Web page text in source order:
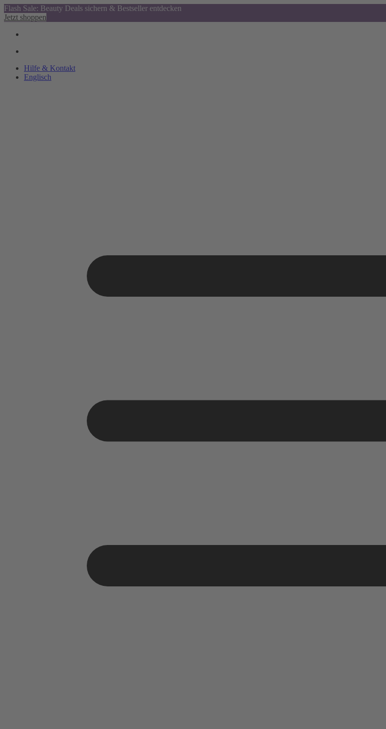
Flash Sale: Beauty Deals sichern & Bestseller entdecken
Jetzt shoppen
Hilfe & Kontakt
Englisch